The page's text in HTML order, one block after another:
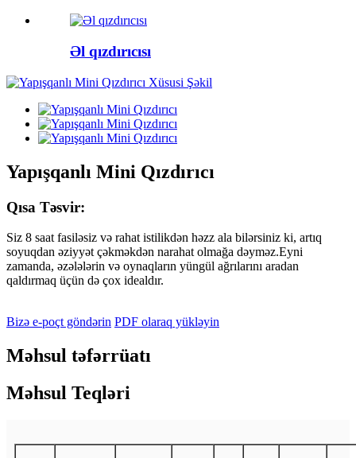
Əl qızdırıcısı
Yapışqanlı Mini Qızdırıcı
Qısa Təsvir:
Siz 8 saat fasiləsiz və rahat istilikdən həzz ala bilərsiniz ki, artıq
soyuqdan əziyyət çəkməkdən narahat olmağa dəyməz.Eyni
zamanda, əzələlərin və oynaqların yüngül ağrılarını aradan
qaldırmaq üçün də çox idealdır.
Bizə e-poçt göndərin PDF olaraq yükləyin
Məhsul təfərrüatı
Məhsul Teqləri